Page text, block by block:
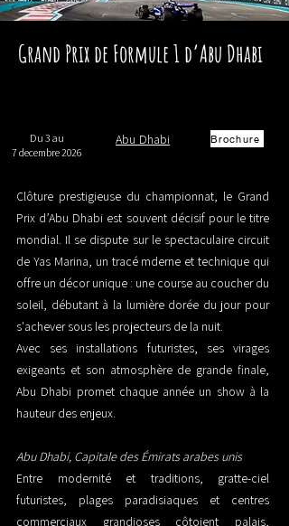
Grand Prix de Formule 1 d’Abu Dhabi
Du 3 au
7 decembre 2026
Abu Dhabi Brochure
Clôture prestigieuse du championnat, le Grand
Prix d’Abu Dhabi est souvent décisif pour le titre
mondial. Il se dispute sur le spectaculaire circuit
de Yas Marina, un tracé mderne et technique qui
offre un décor unique : une course au coucher du
soleil, débutant à la lumière dorée du jour pour
s'achever sous les projecteurs de la nuit.
Avec ses installations futuristes, ses virages
exigeants et son atmosphère de grande finale,
Abu Dhabi promet chaque année un show à la
hauteur des enjeux.
Abu Dhabi, Capitale des Émirats arabes unis
Entre modernité et traditions, gratte-ciel
futuristes, plages paradisiaques et centres
commerciaux grandioses côtoient palais,